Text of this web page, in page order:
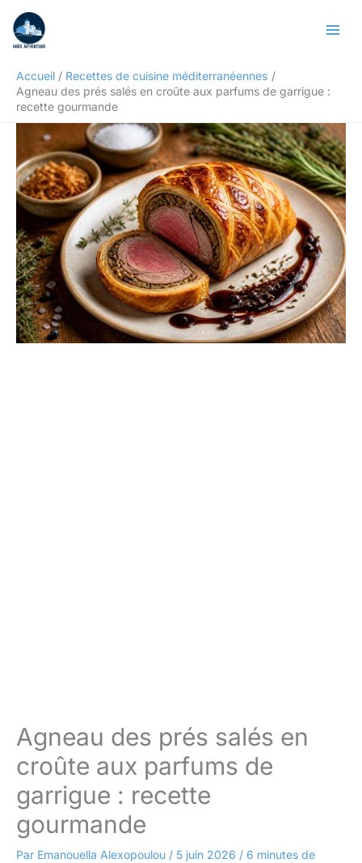
contenu
Accueil
Recettes de cuisine méditerranéennes
Agneau des prés salés en croûte aux parfums de garrigue :
recette gourmande
Agneau des prés salés en
croûte aux parfums de
garrigue : recette
gourmande
Par Emanouella Alexopoulou / 5 juin 2026 / 6 minutes de
Rechercher